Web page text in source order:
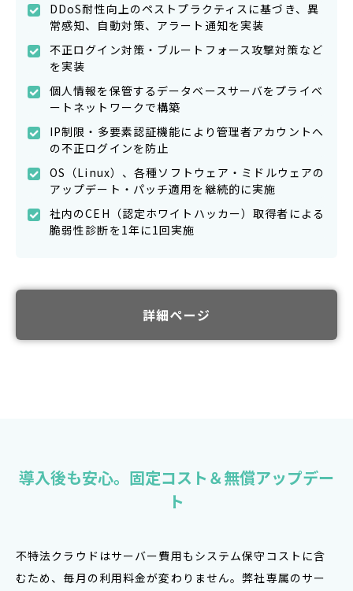
DDoS耐性向上のペストプラクティスに基づき、異
常感知、自動対策、アラート通知を実装
不正ログイン対策・ブルートフォース攻撃対策など
を実装
個人情報を保管するデータベースサーバをプライベ
ートネットワークで構築
IP制限・多要素認証機能により管理者アカウントへ
の不正ログインを防止
OS（Linux）、各種ソフトウェア・ミドルウェアの
アップデート・パッチ適用を継続的に実施
社内のCEH（認定ホワイトハッカー）取得者による
脆弱性診断を1年に1回実施
詳細ページ
導入後も安心。固定コスト＆無償アップデー
ト
不特法クラウドはサーバー費用もシステム保守コストに含
むため、毎月の利用料金が変わりません。弊社専属のサー